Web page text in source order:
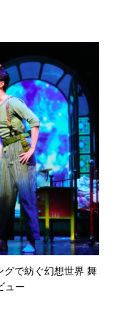
グで紡ぐ幻想世界 舞
ュー